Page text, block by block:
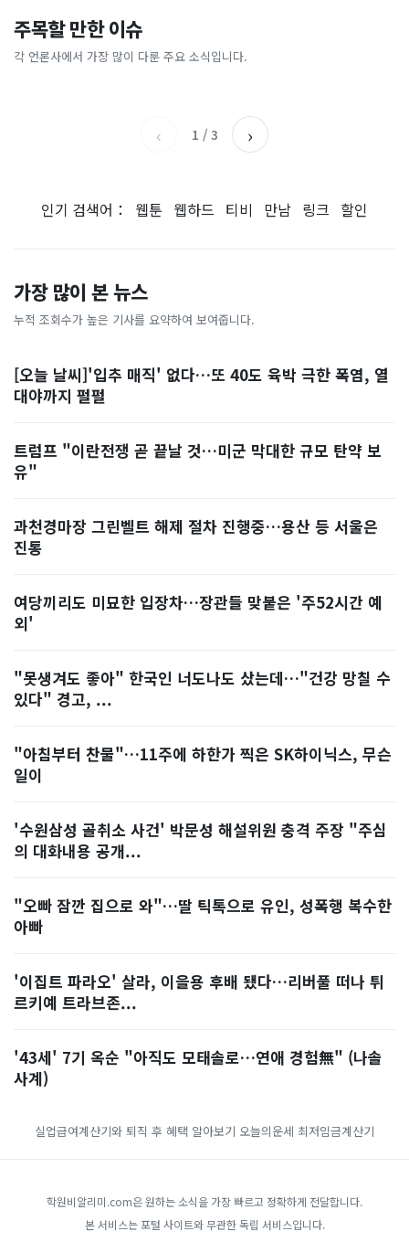
주목할 만한 이슈
각 언론사에서 가장 많이 다룬 주요 소식입니다.
이 대통령 사관학교 통합 발언
에…“서울대 법대·충암고도
없애나”
채널A
라 출렁이는 日증시
아시아경제
총리 영상에 "대체 뭐냐" 발
칵‥日 배우도 "미친 짓"
실체, 은밀하게…[중국나라]
‹ 1 / 3 ›
인기 검색어： 웹툰 웹하드 티비 만남 링크 할인
가장 많이 본 뉴스
누적 조회수가 높은 기사를 요약하여 보여줍니다.
[오늘 날씨]'입추 매직' 없다…또 40도 육박 극한 폭염, 열
대야까지 펄펄
트럼프 "이란전쟁 곧 끝날 것…미군 막대한 규모 탄약 보
유"
과천경마장 그린벨트 해제 절차 진행중…용산 등 서울은
진통
여당끼리도 미묘한 입장차…장관들 맞붙은 '주52시간 예
외'
"못생겨도 좋아" 한국인 너도나도 샀는데…"건강 망칠 수
있다" 경고, ...
"아침부터 찬물"…11주에 하한가 찍은 SK하이닉스, 무슨
일이
'수원삼성 골취소 사건' 박문성 해설위원 충격 주장 "주심
의 대화내용 공개...
"오빠 잠깐 집으로 와"…딸 틱톡으로 유인, 성폭행 복수한
아빠
'이집트 파라오' 살라, 이을용 후배 됐다…리버풀 떠나 튀
르키예 트라브존...
'43세' 7기 옥순 "아직도 모태솔로…연애 경험無" (나솔
사계)
실업급여계산기와 퇴직 후 혜택 알아보기 오늘의운세 최저임금계산기
학원비알리미.com은 원하는 소식을 가장 빠르고 정확하게 전달합니다.
본 서비스는 포털 사이트와 무관한 독립 서비스입니다.